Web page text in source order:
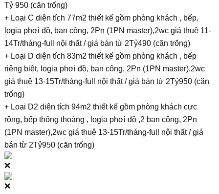
Tỷ 950 (căn trống)
+ Loại C diện tích 77m2 thiết kế gồm phòng khách , bếp,
logia phơi đồ, ban công, 2Pn (1PN master),2wc giá thuê 11-
14Tr/tháng-full nội thất / giá bán từ 2Tỷ490 (căn trống)
+ Loại D diện tích 83m2 thiết kế gồm phòng khách , bếp
riêng biệt, logia phơi đồ, ban công, 2Pn (1PN master),2wc
giá thuê 13-15Tr/tháng-full nội thất / giá bán từ 2Tỷ950 (căn
trống)
+ Loại D2 diện tích 94m2 thiết kế gồm phòng khách cực
rộng, bếp thông thoáng , logia phơi đồ ,2 ban công, 2Pn
(1PN master),2wc giá thuê 13-15Tr/tháng-full nội thất / giá
bán từ 2Tỷ950 (căn trống)